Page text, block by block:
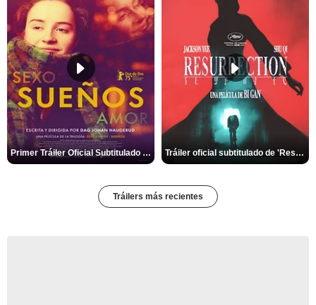
Primer Tráiler Oficial Subtitulado de 'Sueños (Sexo - Amor)' Tráiler oficial subtitulado de 'Resurrection'
Tráilers más recientes